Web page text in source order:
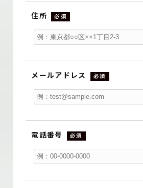
住所 必須
メールアドレス 必須
電話番号 必須